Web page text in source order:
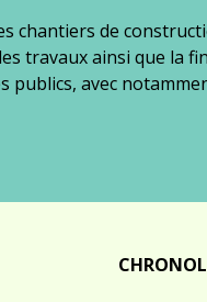
chantiers de
travaux ainsi que la
publics, avec